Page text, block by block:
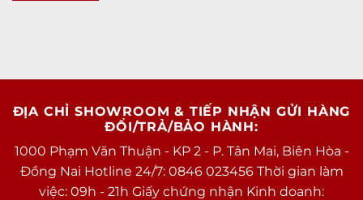
ĐỊA CHỈ SHOWROOM & TIẾP NHẬN GỬI HÀNG
ĐỔI/TRẢ/BẢO HÀNH:
1000 Phạm Văn Thuận - KP 2 - P. Tân Mai, Biên Hòa -
Đồng Nai Hotline 24/7: 0846 023456 Thời gian làm
việc: 09h - 21h Giấy chứng nhận Kinh doanh: